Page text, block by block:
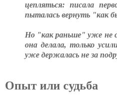
цепляться: писала
пыталась вернуть "как
Но "как раньше" уже не
она делала, только
уже держалась не за
Опыт или судьба